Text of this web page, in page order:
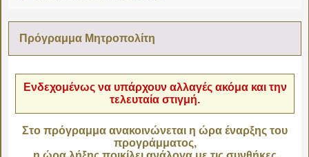
Πρόγραμμα Μητροπολίτη
Ενδεχομένως να υπάρχουν αλλαγές ακόμα και την
τελευταία στιγμή.
Στο πρόγραμμα ανακοινώνεται η ώρα έναρξης του
προγράμματος,